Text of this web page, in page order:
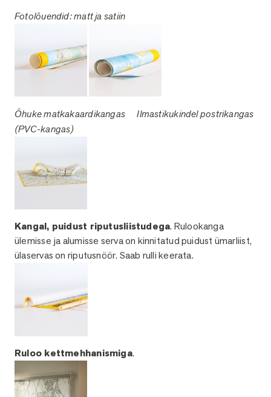
Fotolõuendid: matt ja satiin
Õhuke matkakaardikangasIlmastikukindel postrikangas
(PVC-kangas)
Kangal, puidust riputusliistudega. Rulookanga
ülemisse ja alumisse serva on kinnitatud puidust ümarliist,
ülaservas on riputusnöör. Saab rulli keerata.
Ruloo kettmehhanismiga.